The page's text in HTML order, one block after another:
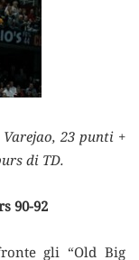
23 punti +
di TD.
90-92
gli “Old Big